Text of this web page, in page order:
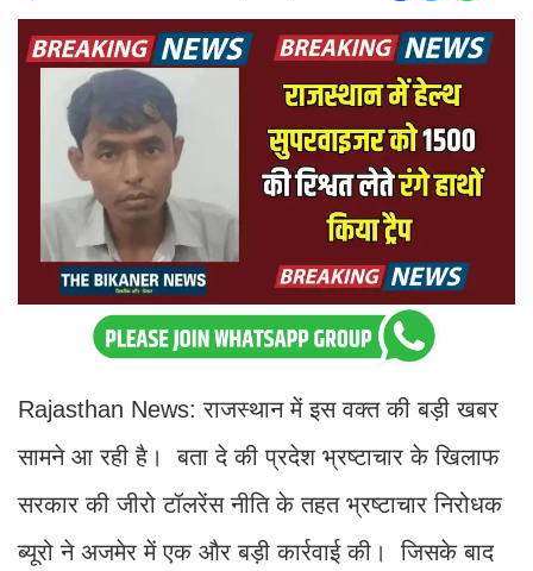
Rajasthan News: राजस्थान में इस वक्त की बड़ी खबर
सामने आ रही है। बता दे की प्रदेश भ्रष्टाचार के खिलाफ
सरकार की जीरो टॉलरेंस नीति के तहत भ्रष्टाचार निरोधक
ब्यूरो ने अजमेर में एक और बड़ी कार्रवाई की। जिसके बाद